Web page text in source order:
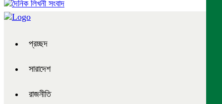
প্রচ্ছদ
সারাদেশ
রাজনীতি